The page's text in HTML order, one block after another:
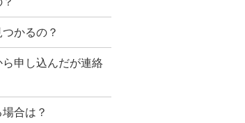
かるの？
申し込んだが連絡
合は？